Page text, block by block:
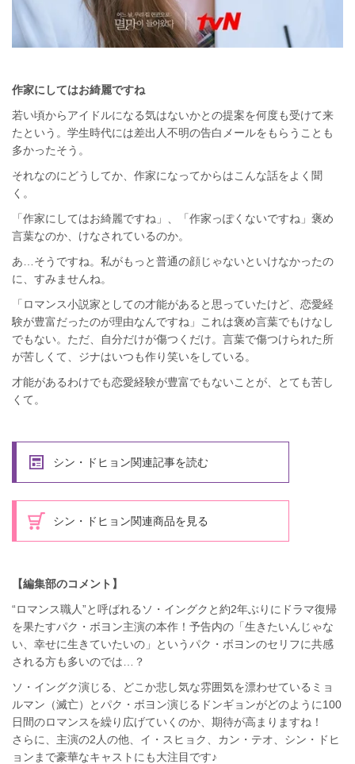
作家にしてはお綺麗ですね
若い頃からアイドルになる気はないかとの提案を何度も受けて来
たという。学生時代には差出人不明の告白メールをもらうことも
多かったそう。
それなのにどうしてか、作家になってからはこんな話をよく聞
く。
「作家にしてはお綺麗ですね」、「作家っぽくないですね」褒め
言葉なのか、けなされているのか。
あ…そうですね。私がもっと普通の顔じゃないといけなかったの
に、すみませんね。
「ロマンス小説家としての才能があると思っていたけど、恋愛経
験が豊富だったのが理由なんですね」これは褒め言葉でもけなし
でもない。ただ、自分だけが傷つくだけ。言葉で傷つけられた所
が苦しくて、ジナはいつも作り笑いをしている。
才能があるわけでも恋愛経験が豊富でもないことが、とても苦し
くて。
シン・ドヒョン関連記事を読む
シン・ドヒョン関連商品を見る
【編集部のコメント】
“ロマンス職人”と呼ばれるソ・イングクと約2年ぶりにドラマ復帰
を果たすパク・ボヨン主演の本作！予告内の「生きたいんじゃな
い、幸せに生きていたいの」というパク・ボヨンのセリフに共感
される方も多いのでは…？
ソ・イングク演じる、どこか悲し気な雰囲気を漂わせているミョ
ルマン（滅亡）とパク・ボヨン演じるドンギョンがどのように100
日間のロマンスを繰り広げていくのか、期待が高まりますね！
さらに、主演の2人の他、イ・スヒョク、カン・テオ、シン・ドヒ
ョンまで豪華なキャストにも大注目です♪